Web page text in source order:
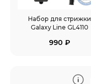
Набор для стрижки
Galaxy Line GL4110
990₽